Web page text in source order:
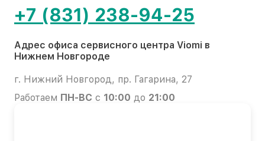
+7 (831) 238-94-25
Адрес офиса сервисного центра Viomi в
Нижнем Новгороде
г. Нижний Новгород, пр. Гагарина, 27
Работаем ПН-ВС с 10:00 до 21:00